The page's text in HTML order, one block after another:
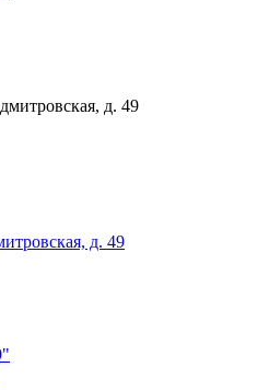
д. 49
д. 49